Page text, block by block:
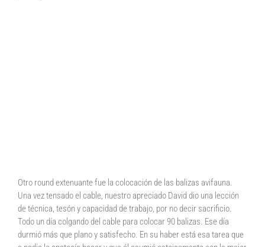
Otro round extenuante fue la colocación de las balizas avifauna.
Una vez tensado el cable, nuestro apreciado David dio una lección
de técnica, tesón y capacidad de trabajo, por no decir sacrificio.
Todo un día colgando del cable para colocar 90 balizas. Ese día
durmió más que plano y satisfecho. En su haber está esa tarea que